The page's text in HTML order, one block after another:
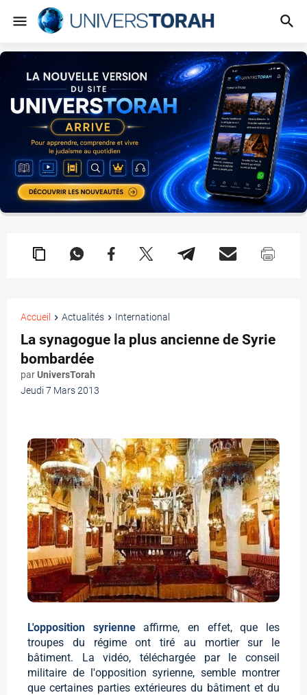
Accueil Actualités International
La synagogue la plus ancienne de Syrie
bombardée
parUniversTorah
Jeudi 7 Mars 2013
L'opposition syrienneaffirme, en effet, que les
troupes du régime ont tiré au mortier sur le
bâtiment. La vidéo, téléchargée par le conseil
militaire de l'opposition syrienne, semble montrer
que certaines parties extérieures du bâtiment et du